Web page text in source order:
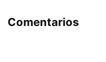
Comentarios